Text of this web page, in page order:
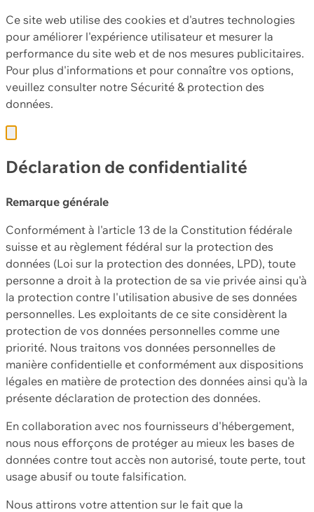
Ce site web utilise des cookies et d'autres technologies
pour améliorer l'expérience utilisateur et mesurer la
performance du site web et de nos mesures publicitaires.
Pour plus d'informations et pour connaître vos options,
veuillez consulter notre Sécurité & protection des
données.
Déclaration de confidentialité
Remarque générale
Conformément à l'article 13 de la Constitution fédérale
suisse et au règlement fédéral sur la protection des
données (Loi sur la protection des données, LPD), toute
personne a droit à la protection de sa vie privée ainsi qu'à
la protection contre l'utilisation abusive de ses données
personnelles. Les exploitants de ce site considèrent la
protection de vos données personnelles comme une
priorité. Nous traitons vos données personnelles de
manière confidentielle et conformément aux dispositions
légales en matière de protection des données ainsi qu'à la
présente déclaration de protection des données.
En collaboration avec nos fournisseurs d'hébergement,
nous nous efforçons de protéger au mieux les bases de
données contre tout accès non autorisé, toute perte, tout
usage abusif ou toute falsification.
Nous attirons votre attention sur le fait que la